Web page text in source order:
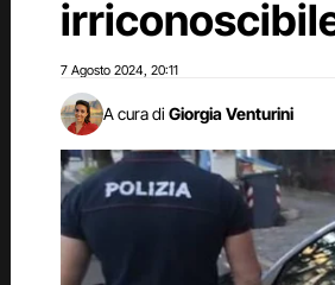
7 Agosto 2024 20:11
A cura di Giorgia Venturini